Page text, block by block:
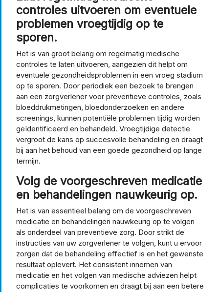
controles uitvoeren om eventuele
problemen vroegtijdig op te
sporen.
Het is van groot belang om regelmatig medische
controles te laten uitvoeren, aangezien dit helpt om
eventuele gezondheidsproblemen in een vroeg stadium
op te sporen. Door periodiek een bezoek te brengen
aan een zorgverlener voor preventieve controles, zoals
bloeddrukmetingen, bloedonderzoeken en andere
screenings, kunnen potentiële problemen tijdig worden
geïdentificeerd en behandeld. Vroegtijdige detectie
vergroot de kans op succesvolle behandeling en draagt
bij aan het behoud van een goede gezondheid op lange
termijn.
Volg de voorgeschreven medicatie
en behandelingen nauwkeurig op.
Het is van essentieel belang om de voorgeschreven
medicatie en behandelingen nauwkeurig op te volgen
als onderdeel van preventieve zorg. Door strikt de
instructies van uw zorgverlener te volgen, kunt u ervoor
zorgen dat de behandeling effectief is en het gewenste
resultaat oplevert. Het consistent innemen van
medicatie en het volgen van medische adviezen helpt
complicaties te voorkomen en draagt bij aan een betere